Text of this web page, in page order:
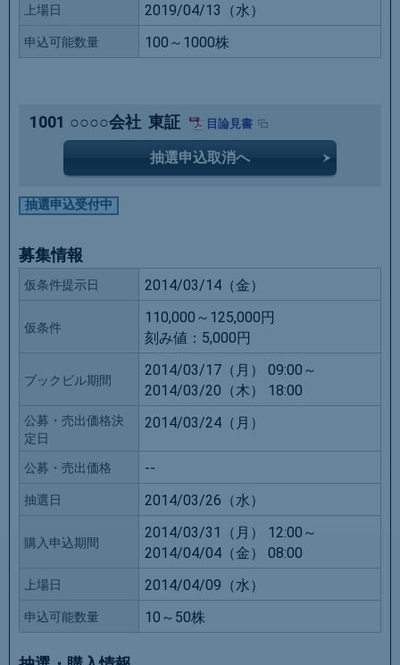
上場日 2019/04/13（水）
申込可能数量 100～1000株
1001 ○○○○会社 東証 目論見書
抽選申込取消へ
抽選申込受付中
募集情報
仮条件提示日 2014/03/14（金）
仮条件
110,000～125,000円
刻み値： 5,000円
ブックビル期間
2014/03/17（月） 09:00～
2014/03/20（木） 18:00
公募・売出価格決
定日
2014/03/24（月）
公募・売出価格 --
抽選日 2014/03/26（水）
購入申込期間
2014/03/31（月） 12:00～
2014/04/04（金） 08:00
上場日 2014/04/09（水）
申込可能数量 10～50株